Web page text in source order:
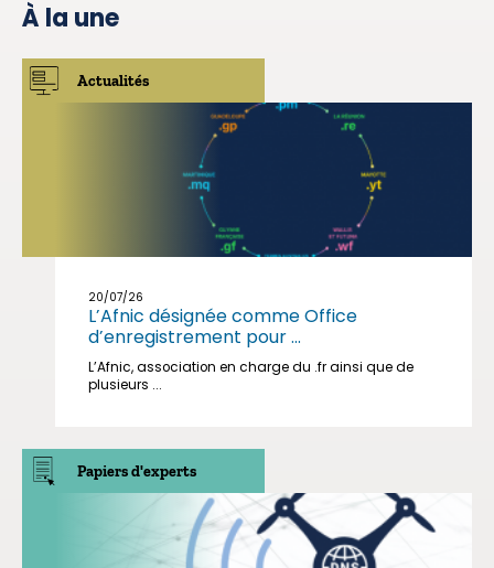
À la une
Actualités
20/07/26
L’Afnic désignée comme Office
d’enregistrement pour ...
L’Afnic, association en charge du .fr ainsi que de
plusieurs ...
Papiers d'experts